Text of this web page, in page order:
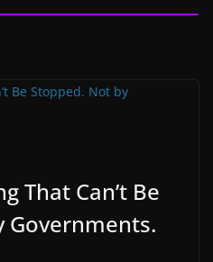
That Can’t Be
Governments.